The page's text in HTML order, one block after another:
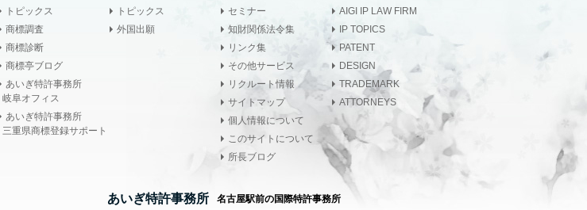
トピックス
商標調査
商標診断
商標亭ブログ
あいぎ特許事務所
岐阜オフィス
あいぎ特許事務所
三重県商標登録サポート
トピックス
外国出願
セミナー
知財関係法令集
リンク集
その他サービス
リクルート情報
サイトマップ
個人情報について
このサイトについて
所長ブログ
AIGI IP LAW FIRM
IP TOPICS
PATENT
DESIGN
TRADEMARK
ATTORNEYS
あいぎ特許事務所 名古屋駅前の国際特許事務所